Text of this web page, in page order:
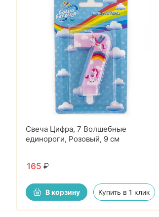
Свеча Цифра, 7 Волшебные
единороги, Розовый, 9 см
165 ₽
В корзину Купить в 1 клик